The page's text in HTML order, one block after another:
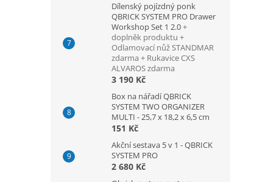
Dílenský pojízdný ponk
QBRICK SYSTEM PRO Drawer
Workshop Set 1 2.0+
doplněk produktu +
Odlamovací nůž STANDMAR
zdarma + Rukavice CXS
ALVAROS zdarma
3 190 Kč
Box na nářadí QBRICK
SYSTEM TWO ORGANIZER
MULTI - 25,7 x 18,2 x 6,5 cm
151 Kč
Akční sestava 5 v 1 - QBRICK
SYSTEM PRO
2 680 Kč